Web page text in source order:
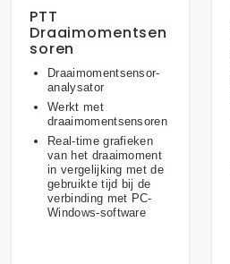
PTT
Draaimomentsen
Soren
Draaimomentsensor-
analysator
Werkt met
draaimomentsensoren
Real-time grafieken
van het draaimoment
in vergelijking met de
gebruikte tijd bij de
verbinding met PC-
Windows-software